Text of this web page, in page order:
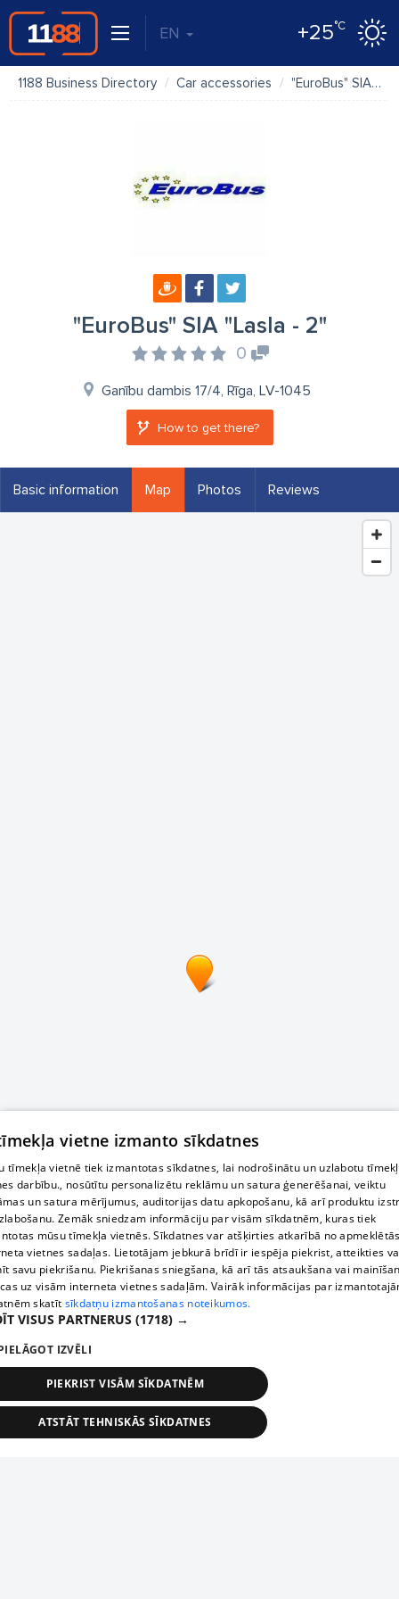
EN +25°C
1188 Business Directory Car accessories "EuroBus" SIA "Lasla - 2"
"EuroBus" SIA "Lasla - 2"
0
Ganību dambis 17/4, Rīga, LV-1045
How to get there?
Basic information Map Photos Reviews
vietne izmanto sīkdatnes
tīmekļa vietnē tiek izmantotas sīkdatnes, lai nodrošinātu un uzlabotu
darbību., nosūtītu personalizētu reklāmu un satura ģenerēšanai, veiktu
un satura mērījumus, auditorijas datu apkopošanu, kā arī produktu
Zemāk sniedzam informāciju par visām sīkdatnēm, kuras tiek
mūsu tīmekļa vietnēs. Sīkdatnes var atšķirties atkarībā no
vietnes sadaļas. Lietotājam jebkurā brīdī ir iespēja piekrist, atteikties
savu piekrišanu. Piekrišanas sniegšana, kā arī tās atsaukšana vai
uz visām interneta vietnes sadaļām. Vairāk informācijas par
skatīt sīkdatņu izmantošanas noteikumos.
VISUS PARTNERUS (1718) →
IZVĒLI
PIEKRIST VISĀM SĪKDATNĒM
ATSTĀT TEHNISKĀS SĪKDATNES